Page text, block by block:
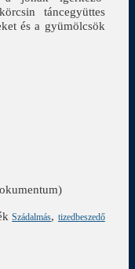
táncegyüttes
és a gyümölcsök
Szádalmás, tizedbeszedő